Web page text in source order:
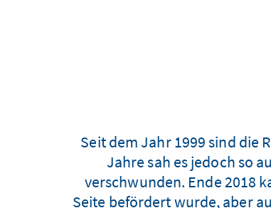
Seit dem Jahr 1999 sind die
Jahre sah es jedoch so
verschwunden. Ende 2018
Seite befördert wurde, aber